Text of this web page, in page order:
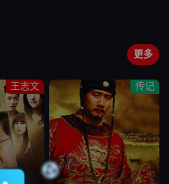
风起云涌变化万千的时代。前
更多
王志文 传记